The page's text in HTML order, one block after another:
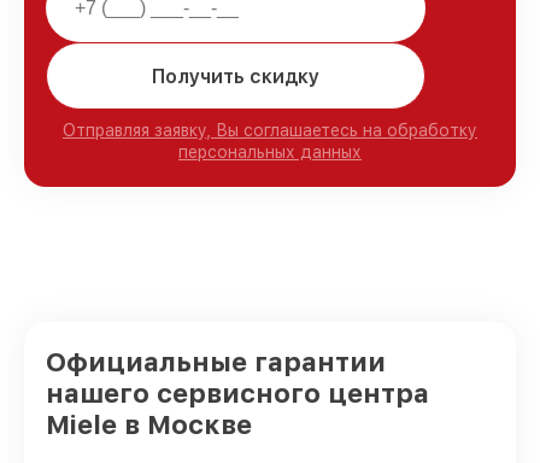
Получить скидку
Отправляя заявку, Вы соглашаетесь на обработку
персональных данных
Официальные гарантии
нашего сервисного центра
Miele в Москве